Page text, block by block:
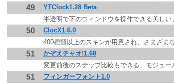
49 YTClock1.28 Beta
半透明で下のウィンドウを操作できる美しい
50 ClocX1.6.0
400種類以上のスキンが用意され、さまざま
51 かぞえチャオ!1.68
変更前後のステップ比較もできる、モジュ
51 フィンガーフォント1.0